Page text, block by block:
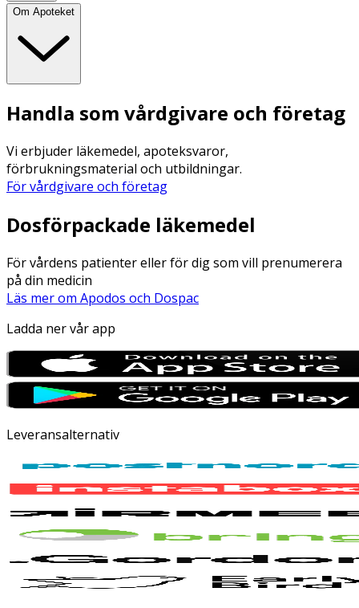
Om Apoteket
Handla som vårdgivare och företag
Vi erbjuder läkemedel, apoteksvaror,
förbrukningsmaterial och utbildningar.
För vårdgivare och företag
Dosförpackade läkemedel
För vårdens patienter eller för dig som vill prenumerera
på din medicin
Läs mer om Apodos och Dospac
Ladda ner vår app
Leveransalternativ